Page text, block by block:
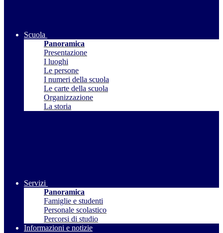
Scuola
Panoramica
Presentazione
I luoghi
Le persone
I numeri della scuola
Le carte della scuola
Organizzazione
La storia
Servizi
Panoramica
Famiglie e studenti
Personale scolastico
Percorsi di studio
Informazioni e notizie